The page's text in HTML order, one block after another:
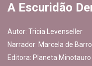
A Escuridão
Autor: Tricia Levenseller
Narrador: Marcela de
Editora: Planeta Minotauro